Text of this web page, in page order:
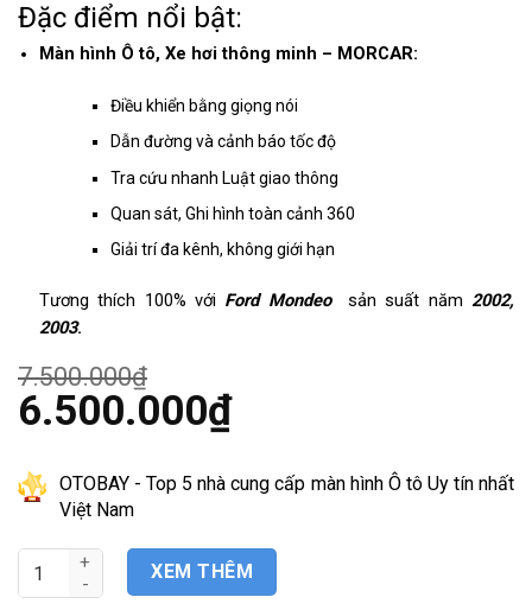
Đặc điểm nổi bật:
Màn hình Ô tô, Xe hơi thông minh – MORCAR:
Điều khiển bằng giọng nói
Dẫn đường và cảnh báo tốc độ
Tra cứu nhanh Luật giao thông
Quan sát, Ghi hình toàn cảnh 360
Giải trí đa kênh, không giới hạn
Tương thích 100% với Ford Mondeo sản suất năm 2002,
2003.
7.500.000₫
Giá
gốc
6.500.000₫
tại
là:
6.500.000₫.
OTOBAY - Top 5 nhà cung cấp màn hình Ô tô Uy tín nhất
Việt Nam
Màn Hình Tesla Android Ford Mondeo 2002-2003 (9.7") số
XEM THÊM